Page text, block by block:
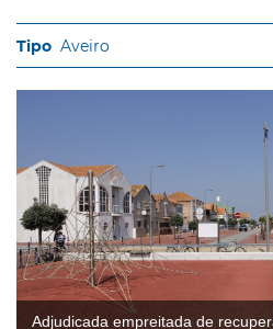
Aveiro
Adjudicada empreitada de